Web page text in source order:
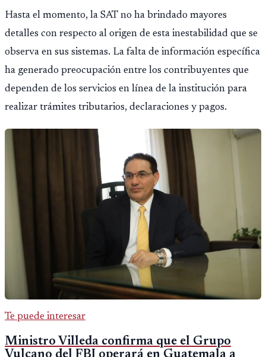
Hasta el momento, la SAT no ha brindado mayores
detalles con respecto al origen de esta inestabilidad que se
observa en sus sistemas. La falta de información específica
ha generado preocupación entre los contribuyentes que
dependen de los servicios en línea de la institución para
realizar trámites tributarios, declaraciones y pagos.
Te puede interesar
Ministro Villeda confirma que el Grupo